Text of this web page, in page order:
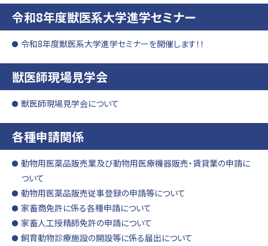
令和8年度獣医系大学進学セミナー
令和8年度獣医系大学進学セミナーを開催します！！
獣医師現場見学会
獣医師現場見学会について
各種申請関係
動物用医薬品販売業及び動物用医療機器販売・賃貸業の申請に
ついて
動物用医薬品販売従事登録の申請等について
家畜商免許に係る各種申請について
家畜人工授精師免許の申請について
飼育動物診療施設の開設等に係る届出について